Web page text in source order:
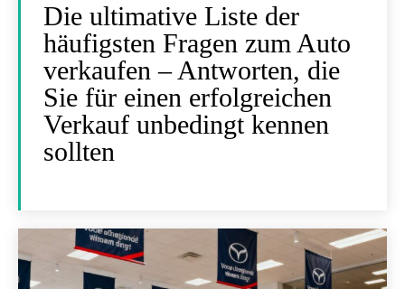
Die ultimative Liste der
häufigsten Fragen zum Auto
verkaufen – Antworten, die
Sie für einen erfolgreichen
Verkauf unbedingt kennen
sollten